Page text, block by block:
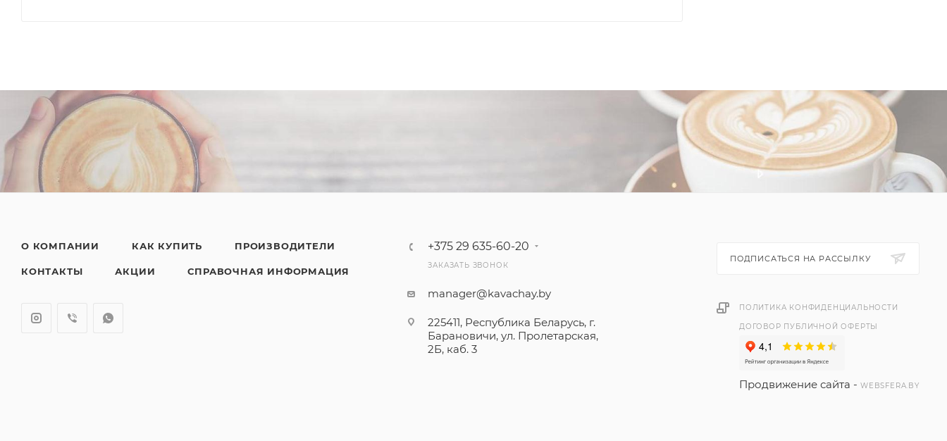
О КОМПАНИИ КАК КУПИТЬ ПРОИЗВОДИТЕЛИ
КОНТАКТЫ АКЦИИ СПРАВОЧНАЯ ИНФОРМАЦИЯ
+375 29 635-60-20
ЗАКАЗАТЬ ЗВОНОК
manager@kavachay.by
225411, Республика Беларусь, г.
Барановичи, ул. Пролетарская,
2Б, каб. 3
ПОДПИСАТЬСЯ НА РАССЫЛКУ
ПОЛИТИКА КОНФИДЕНЦИАЛЬНОСТИ
ДОГОВОР ПУБЛИЧНОЙ ОФЕРТЫ
Продвижение сайта - WEBSFERA.BY